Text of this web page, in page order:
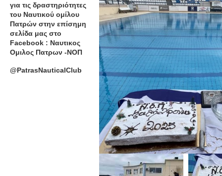
για τις δραστηριότητες
του Ναυτικού ομίλου
Πατρών στην επίσημη
σελίδα μας στο
Facebook : Ναυτικος
Ομιλος Πατρων -ΝΟΠ
@PatrasNauticalClub